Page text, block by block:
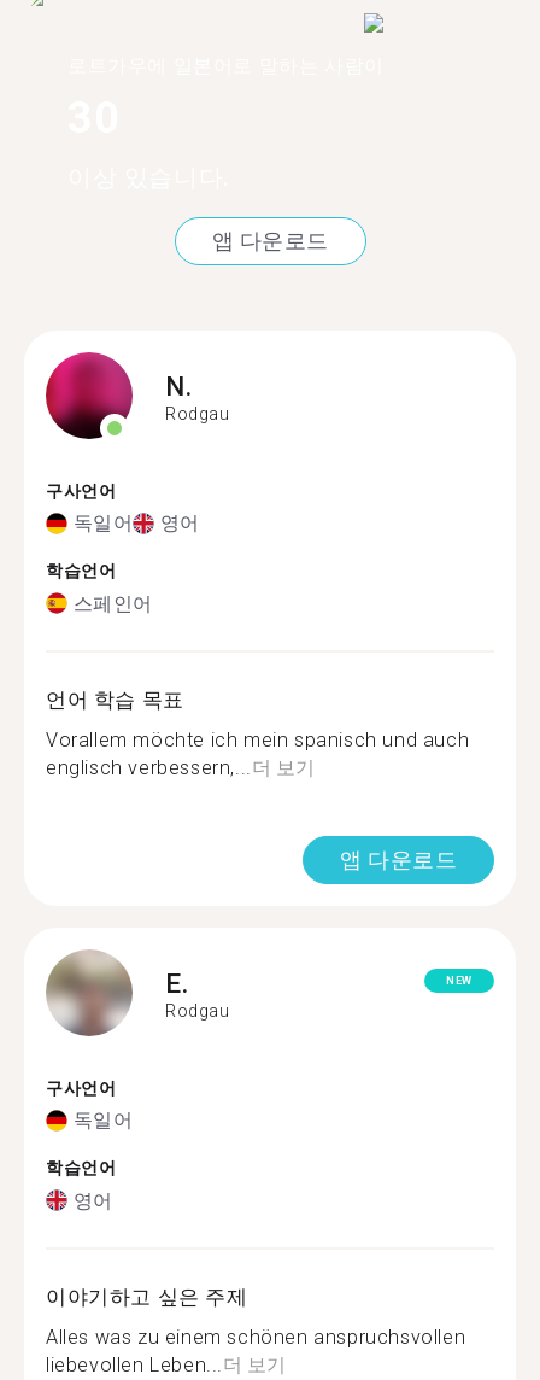
앱 다운로드
N.
Rodgau
구사언어
독일어 영어
학습언어
스페인어
언어 학습 목표
Vorallem möchte ich mein spanisch und auch
englisch verbessern,... 더 보기
앱 다운로드
E.
Rodgau
NEW
구사언어
독일어
학습언어
영어
이야기하고 싶은 주제
Alles was zu einem schönen anspruchsvollen
liebevollen Leben... 더 보기